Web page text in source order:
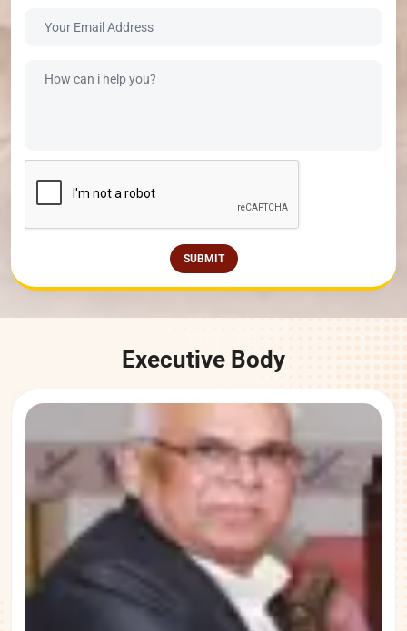
SUBMIT
Executive Body